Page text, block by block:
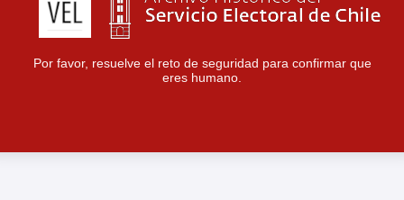
Por favor, resuelve el reto de seguridad para confirmar que
eres humano.